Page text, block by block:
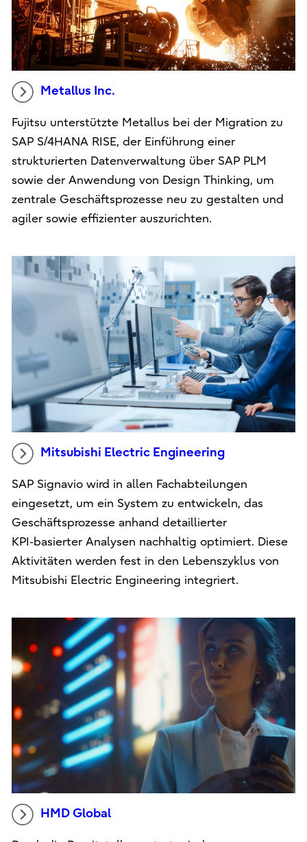
Metallus Inc.
Fujitsu unterstützte Metallus bei der Migration zu
SAP S/4HANA RISE, der Einführung einer
strukturierten Datenverwaltung über SAP PLM
sowie der Anwendung von Design Thinking, um
zentrale Geschäftsprozesse neu zu gestalten und
agiler sowie effizienter auszurichten.
Mitsubishi Electric Engineering
SAP Signavio wird in allen Fachabteilungen
eingesetzt, um ein System zu entwickeln, das
Geschäftsprozesse anhand detaillierter
KPI‑basierter Analysen nachhaltig optimiert. Diese
Aktivitäten werden fest in den Lebenszyklus von
Mitsubishi Electric Engineering integriert.
HMD Global